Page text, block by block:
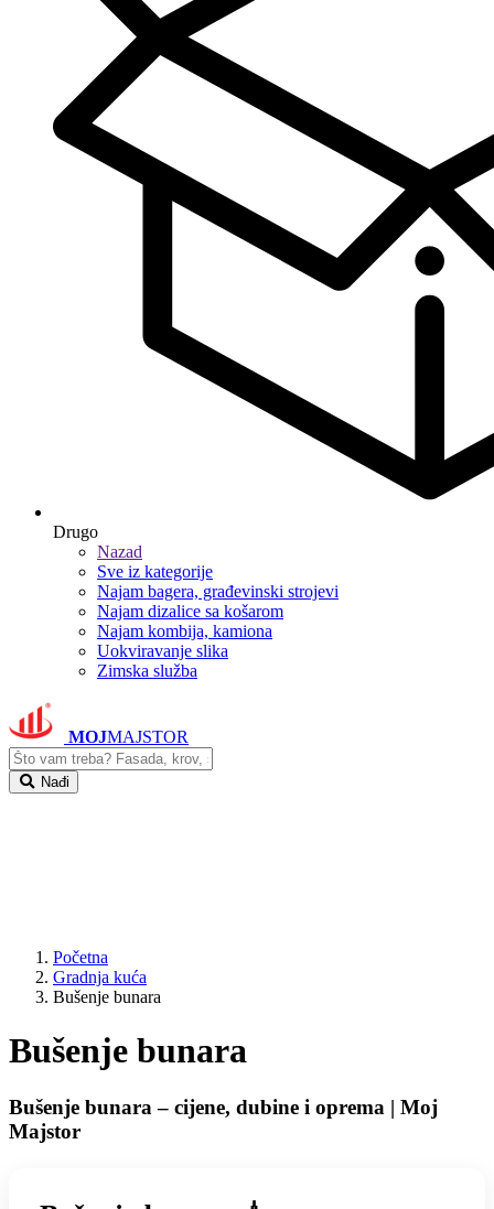
Drugo
Nazad
Sve iz kategorije
Najam bagera, građevinski strojevi
Najam dizalice sa košarom
Najam kombija, kamiona
Uokviravanje slika
Zimska služba
MOJMAJSTOR
Nađi
Početna
Gradnja kuća
Bušenje bunara
Bušenje bunara
Bušenje bunara – cijene, dubine i oprema | Moj
Majstor